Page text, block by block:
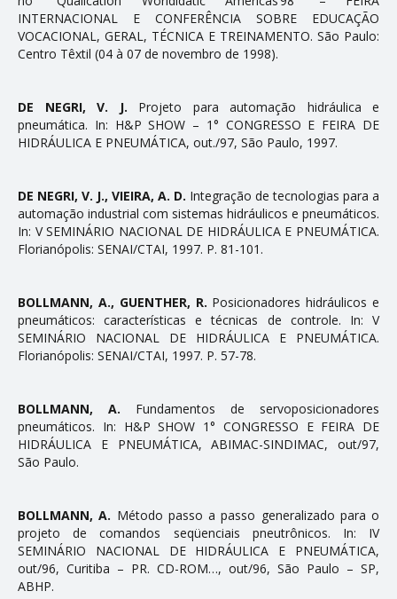
INTERNACIONAL E CONFERÊNCIA SOBRE EDUCAÇÃO
VOCACIONAL, GERAL, TÉCNICA E TREINAMENTO. São Paulo:
Centro Têxtil (04 à 07 de novembro de 1998).
DE NEGRI, V. J.
Projeto para automação hidráulica e
pneumática. In: H&P SHOW – 1° CONGRESSO E FEIRA DE
HIDRÁULICA E PNEUMÁTICA, out./97, São Paulo, 1997.
DE NEGRI, V. J., VIEIRA, A. D. Integração de tecnologias para a
automação industrial com sistemas hidráulicos e pneumáticos.
In: V SEMINÁRIO NACIONAL DE HIDRÁULICA E PNEUMÁTICA.
Florianópolis: SENAI/CTAI, 1997. P. 81-101.
BOLLMANN, A., GUENTHER, R. Posicionadores hidráulicos e
pneumáticos: características e técnicas de controle. In: V
SEMINÁRIO NACIONAL DE HIDRÁULICA E PNEUMÁTICA.
Florianópolis: SENAI/CTAI, 1997. P. 57-78.
BOLLMANN, A.
Fundamentos de servoposicionadores
pneumáticos. In: H&P SHOW 1° CONGRESSO E FEIRA DE
HIDRÁULICA E PNEUMÁTICA, ABIMAC-SINDIMAC, out/97,
São Paulo.
BOLLMANN, A. Método passo a passo generalizado para o
projeto de comandos seqüenciais pneutrônicos. In: IV
SEMINÁRIO NACIONAL DE HIDRÁULICA E PNEUMÁTICA,
out/96, Curitiba – PR. CD-ROM…, out/96, São Paulo – SP,
ABHP.